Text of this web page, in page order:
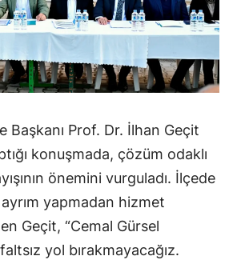
Başkanı Prof. Dr. İlhan Geçit
konuşmada, çözüm odaklı
önemini vurguladı. İlçede
yapmadan hizmet
Geçit, “Cemal Gürsel
yol bırakmayacağız.